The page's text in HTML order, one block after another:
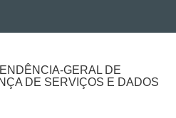
GERAL DE
DE SERVIÇOS E DADOS